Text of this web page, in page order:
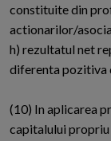
constituite din
actionarilor/
h) rezultatul net
diferenta pozitiva
(10) In aplicarea
capitalului